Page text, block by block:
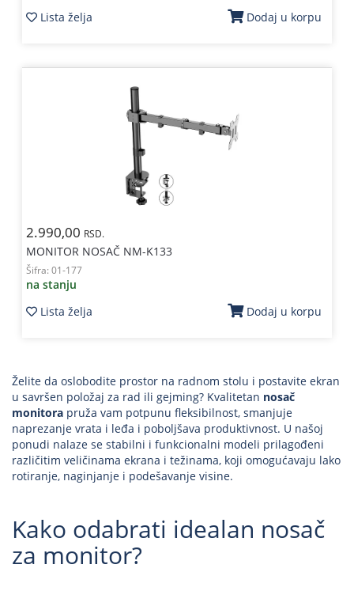
Lista želja Dodaj u korpu
2.990,00 RSD.
MONITOR NOSAČ NM-K133
Šifra: 01-177
na stanju
Lista želja
Dodaj u korpu
Želite da oslobodite prostor na radnom stolu i postavite ekran
u savršen položaj za rad ili gejming? Kvalitetan nosač
monitora pruža vam potpunu fleksibilnost, smanjuje
naprezanje vrata i leđa i poboljšava produktivnost. U našoj
ponudi nalaze se stabilni i funkcionalni modeli prilagođeni
različitim veličinama ekrana i težinama, koji omogućavaju lako
rotiranje, naginjanje i podešavanje visine.
Kako odabrati idealan nosač
za monitor?